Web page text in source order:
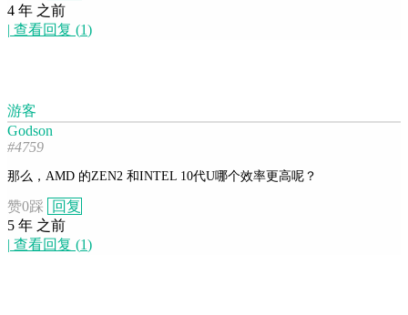
4 年 之前
| 查看回复 (1)
游客
Godson
#4759
那么，AMD 的ZEN2 和INTEL 10代U哪个效率更高呢？
赞0踩
回复
5 年 之前
| 查看回复 (1)